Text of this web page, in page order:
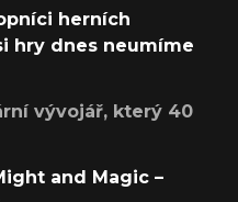
herních
hry dnes neumíme
vývojář, který 40
and Magic –